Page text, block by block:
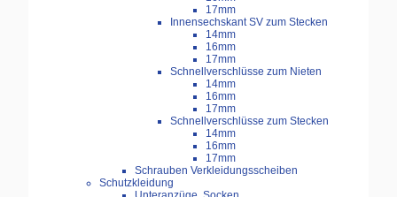
17mm
Innensechskant SV zum Stecken
14mm
16mm
17mm
Schnellverschlüsse zum Nieten
14mm
16mm
17mm
Schnellverschlüsse zum Stecken
14mm
16mm
17mm
Schrauben Verkleidungsscheiben
Schutzkleidung